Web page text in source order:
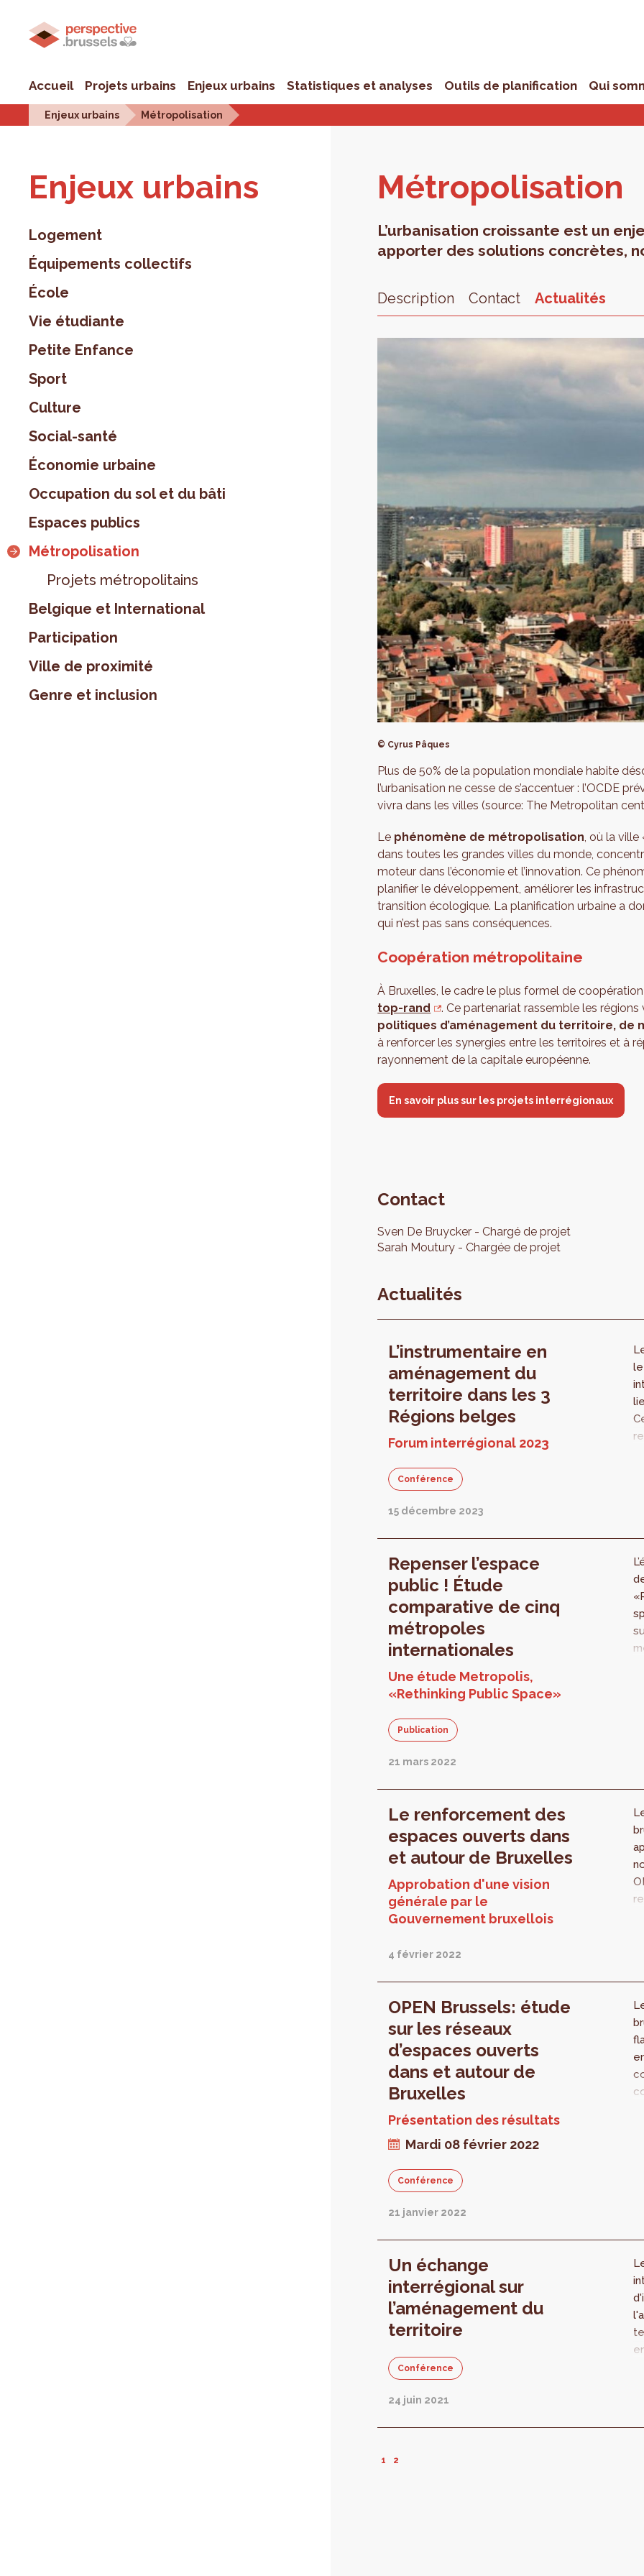
Accueil Projets urbains Enjeux urbains Statistiques et analyses Outils de planification Qui
Enjeux urbains Métropolisation
Enjeux urbains
Logement
Équipements collectifs
École
Vie étudiante
Petite Enfance
Sport
Culture
Social-santé
Économie urbaine
Occupation du sol et du bâti
Espaces publics
Métropolisation
Projets métropolitains
Belgique et International
Participation
Ville de proximité
Genre et inclusion
Métro­po­li­sa­tion
L’urbanisation croissante est un
apporter des solutions concrètes,
Description Contact Actualités
© Cyrus Pâques
Plus de 50% de la population mondiale habite
l’urbanisation ne cesse de s’accentuer : l’OCDE
vivra dans les villes (source: The Metropolitan
Le phénomène de métropolisation, où la ville
dans toutes les grandes villes du monde,
moteur dans l’économie et l’innovation. Ce
planifier le développement, améliorer les
transition écologique. La planification urbaine a
qui n’est pas sans conséquences.
Coopération métropolitaine
À Bruxelles, le cadre le plus formel de
top-rand
. Ce partenariat rassemble les
politiques d’aménagement du territoire,
à renforcer les synergies entre les territoires et à
rayonnement de la capitale européenne.
En savoir plus sur les projets interrégionaux
Contact
Sven De Bruycker
Chargé de projet
Sarah Moutury Chargée de projet
Actualités
L’instrumentaire en
aménagement du
territoire dans les 3
Régions belges
Forum interrégional 2023
Conférence
15 décembre 2023
Repenser l’espace
public ! Étude
comparative de cinq
métropoles
internationales
Une étude Metropolis,
«Rethinking Public Space»
Publication
21 mars 2022
Le renforcement des
espaces ouverts dans
et autour de Bruxelles
Approbation d'une vision
générale par le
Gouvernement bruxellois
4 février 2022
OPEN Brussels: étude
sur les réseaux
d’espaces ouverts
dans et autour de
Bruxelles
Présentation des résultats
Mardi 08 février 2022
Conférence
21 janvier 2022
Un échange
interrégional sur
l’aménagement du
territoire
Conférence
24 juin 2021
1 2